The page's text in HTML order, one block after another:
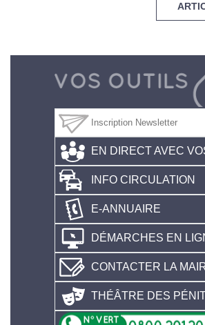
EN DIRECT AVEC
INFO CIRCULATION
E-ANNUAIRE
DÉMARCHES EN
CONTACTER LA
THÉÂTRE DES